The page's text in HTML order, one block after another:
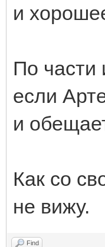
и
По части
если
и
Как со
не вижу.
Find